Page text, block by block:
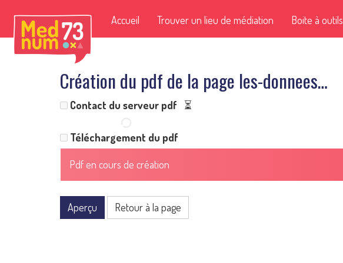
Accueil Trouver un lieu de médiation Boite à outils
Création du pdf de la page les-donnees…
Contact du serveur pdf ⏳
Téléchargement du pdf
Pdf en cours de création
Aperçu Retour à la page